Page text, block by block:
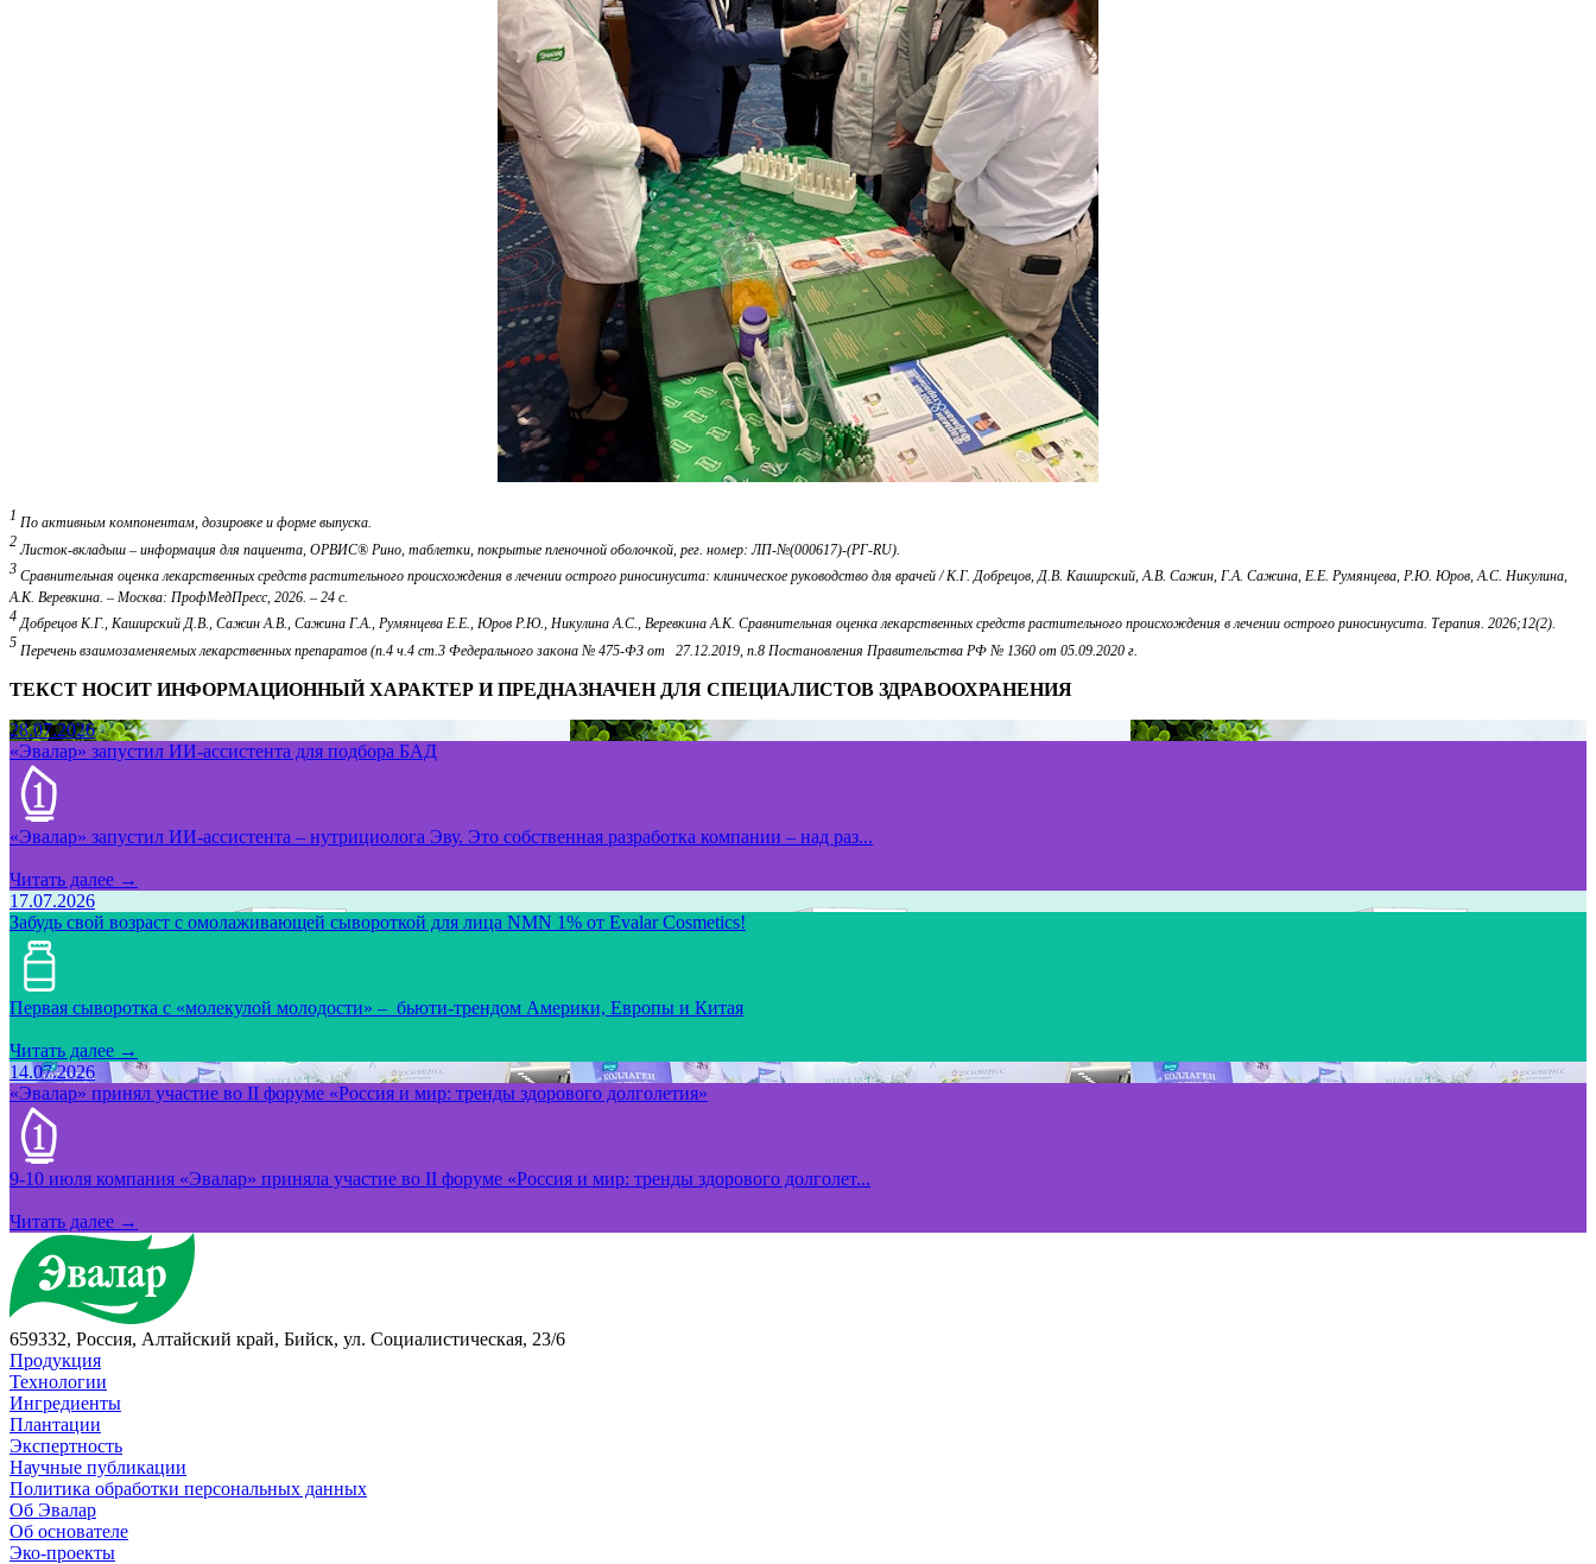
1 По активным компонентам, дозировке и форме выпуска.
2Листок-вкладыш – информация для пациента, ОРВИС® Рино, таблетки, покрытые пленочной оболочкой, рег. номер: ЛП-№(000617)-(РГ-RU).
3 Сравнительная оценка лекарственных средств растительного происхождения в лечении острого риносинусита: клиническое руководство для врачей / К.Г. Добрецов, Д.В. Каширский, А.В. Сажин, Г.А. Сажина, Е.Е. Румянцева, Р.Ю. Юров, А.С. Никулина,
А.К. Веревкина. – Москва: ПрофМедПресс, 2026. – 24 с.
4Добрецов К.Г., Каширский Д.В., Сажин А.В., Сажина Г.А., Румянцева Е.Е., Юров Р.Ю., Никулина А.С., Веревкина А.К. Сравнительная оценка лекарственных средств растительного происхождения в лечении острого риносинусита. Терапия. 2026;12(2).
5 Перечень взаимозаменяемых лекарственных препаратов (п.4 ч.4 ст.3 Федерального закона № 475-ФЗ от 27.12.2019, п.8 Постановления Правительства РФ № 1360 от 05.09.2020 г.
ТЕКСТ НОСИТ ИНФОРМАЦИОННЫЙ ХАРАКТЕР И ПРЕДНАЗНАЧЕН ДЛЯ СПЕЦИАЛИСТОВ ЗДРАВООХРАНЕНИЯ
28.07.2026
«Эвалар» запустил ИИ-ассистента для подбора БАД
«Эвалар» запустил ИИ-ассистента – нутрициолога Эву. Это собственная разработка компании – над раз...
Читать далее →
17.07.2026
Забудь свой возраст с омолаживающей сывороткой для лица NMN 1% от Evalar Cosmetics!
Первая сыворотка с «молекулой молодости» – бьюти-трендом Америки, Европы и Китая
Читать далее →
14.07.2026
«Эвалар» принял участие во II форуме «Россия и мир: тренды здорового долголетия»
9-10 июля компания «Эвалар» приняла участие во II форуме «Россия и мир: тренды здорового долголет...
Читать далее →
659332, Россия, Алтайский край, Бийск, ул. Социалистическая, 23/6
Продукция
Технологии
Ингредиенты
Плантации
Экспертность
Научные публикации
Политика обработки персональных данных
Об Эвалар
Об основателе
Эко-проекты